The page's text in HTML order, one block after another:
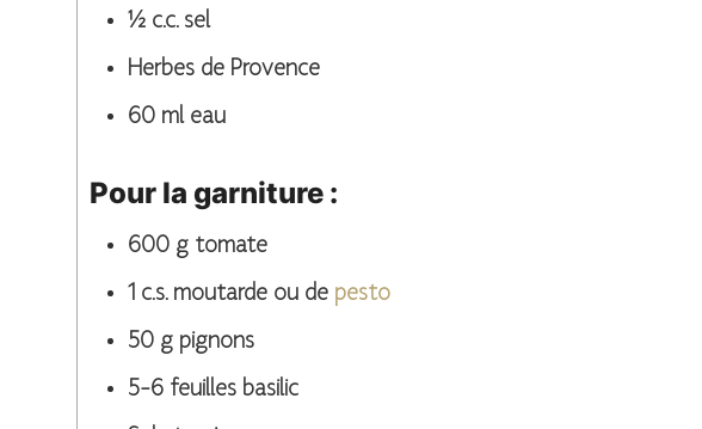
½ c.c. sel
Herbes de Provence
60 ml eau
Pour la garniture :
600 g tomate
1 c.s. moutarde ou de pesto
50 g pignons
5-6 feuilles basilic